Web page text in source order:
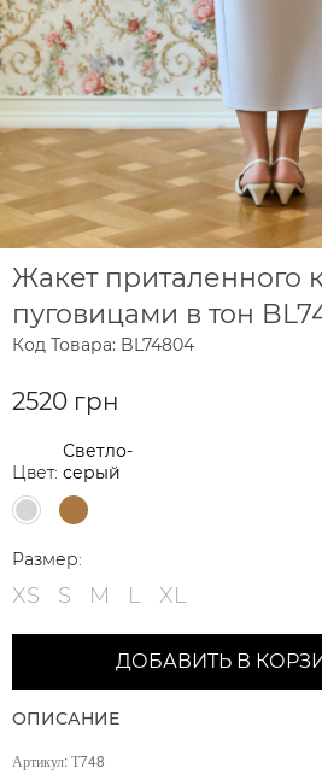
Жакет приталенного
пуговицами в тон
Код Товара: BL74804
2520 грн
Цвет:
Светло-
серый
Размер:
XS S M L XL
ДОБАВИТЬ В
ОПИСАНИЕ
Артикул: Т748